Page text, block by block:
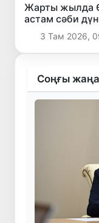
Жарты жылда
астам сәби
3 Там 2026,
Соңғы